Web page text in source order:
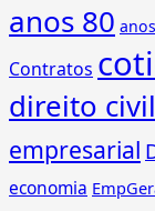
anos 80
Contratos
direito civil
empresarial
economia